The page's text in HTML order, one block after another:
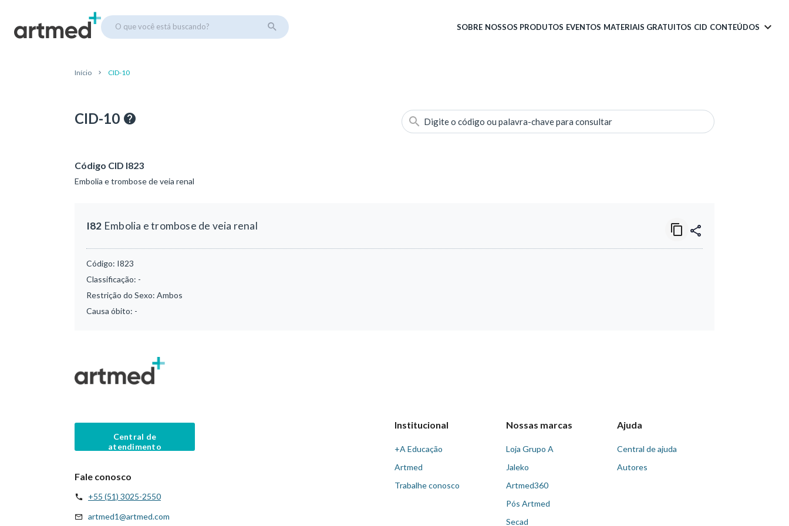
O que você está buscando? SOBRE NOSSOS PRODUTOS EVENTOS MATERIAIS GRATUITOS CID CONTEÚDOS
Início CID-10
CID-10 Digite o código ou palavra-chave para consultar
Código CID I823
Embolia e trombose de veia renal
I82 Embolia e trombose de veia renal
Código: I823
Classificação: -
Restrição do Sexo: Ambos
Causa óbito: -
Central de
atendimento
Fale conosco
+55 (51) 3025-2550
artmed1@artmed.com
Institucional
+A Educação
Artmed
Trabalhe conosco
Nossas marcas
Loja Grupo A
Jaleko
Artmed360
Pós Artmed
Secad
Ajuda
Central de ajuda
Autores